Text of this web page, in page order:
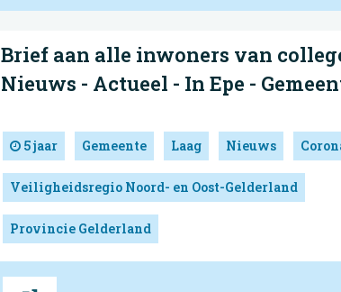
Brief aan alle inwoners van
Nieuws - Actueel - In Epe -
5 jaar Gemeente Laag Nieuws
Veiligheidsregio Noord- en Oost-Gelderland
Provincie Gelderland